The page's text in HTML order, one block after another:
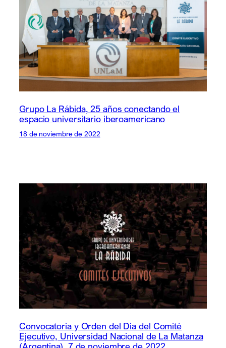
Grupo La Rábida, 25 años conectando el
espacio universitario iberoamericano
18 de noviembre de 2022
Convocatoria y Orden del Día del Comité
Ejecutivo, Universidad Nacional de La Matanza